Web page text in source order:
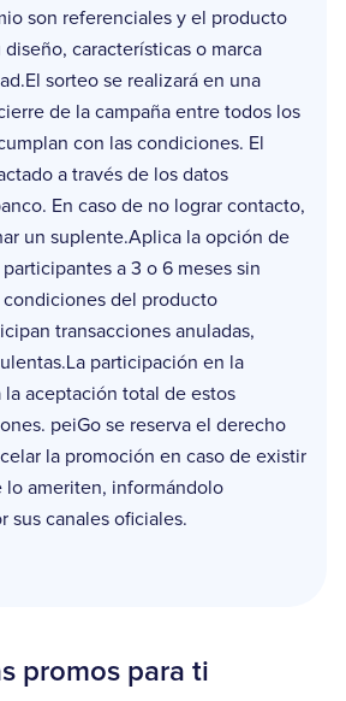
son referenciales y el producto
características o marca
sorteo se realizará en una
de la campaña entre todos los
con las condiciones. El
a través de los datos
En caso de no lograr contacto,
un suplente.Aplica la opción de
a 3 o 6 meses sin
condiciones del producto
transacciones anuladas,
participación en la
aceptación total de estos
peiGo se reserva el derecho
la promoción en caso de existir
lo ameriten, informándolo
sus canales oficiales.
promos para ti